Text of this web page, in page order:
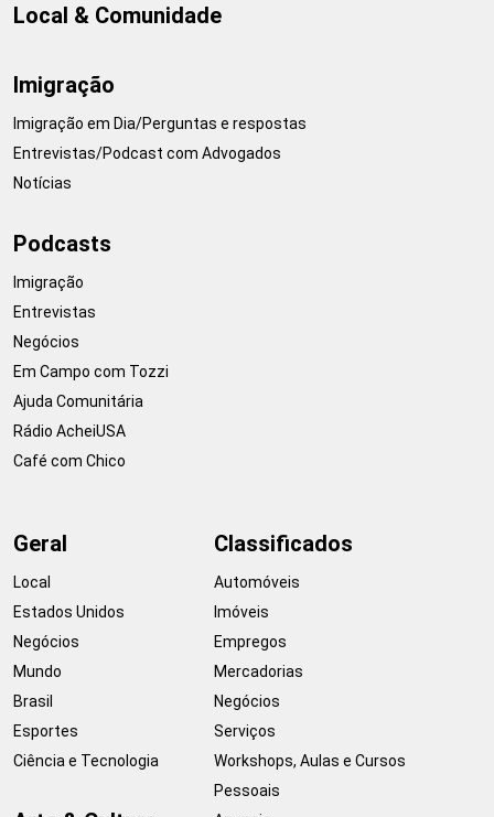
Local & Comunidade
Imigração
Imigração em Dia/Perguntas e respostas
Entrevistas/Podcast com Advogados
Notícias
Podcasts
Imigração
Entrevistas
Negócios
Em Campo com Tozzi
Ajuda Comunitária
Rádio AcheiUSA
Café com Chico
Geral
Local
Estados Unidos
Negócios
Mundo
Brasil
Esportes
Ciência e Tecnologia
Classificados
Automóveis
Imóveis
Empregos
Mercadorias
Negócios
Serviços
Workshops, Aulas e Cursos
Pessoais